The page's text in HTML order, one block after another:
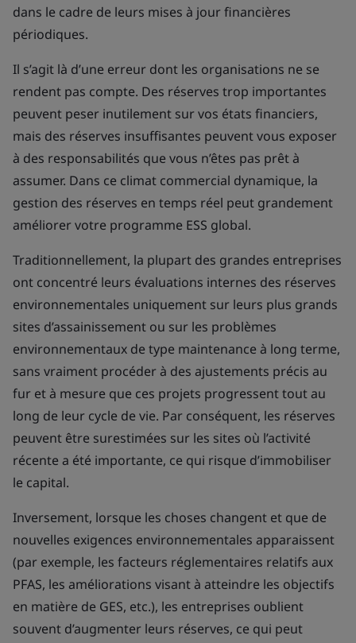
dans le cadre de leurs mises à jour financières
périodiques.
Il s’agit là d’une erreur dont les organisations ne se
rendent pas compte. Des réserves trop importantes
peuvent peser inutilement sur vos états financiers,
mais des réserves insuffisantes peuvent vous exposer
à des responsabilités que vous n’êtes pas prêt à
assumer. Dans ce climat commercial dynamique, la
gestion des réserves en temps réel peut grandement
améliorer votre programme ESS global.
Traditionnellement, la plupart des grandes entreprises
ont concentré leurs évaluations internes des réserves
environnementales uniquement sur leurs plus grands
sites d’assainissement ou sur les problèmes
environnementaux de type maintenance à long terme,
sans vraiment procéder à des ajustements précis au
fur et à mesure que ces projets progressent tout au
long de leur cycle de vie. Par conséquent, les réserves
peuvent être surestimées sur les sites où l’activité
récente a été importante, ce qui risque d’immobiliser
le capital.
Inversement, lorsque les choses changent et que de
nouvelles exigences environnementales apparaissent
(par exemple, les facteurs réglementaires relatifs aux
PFAS, les améliorations visant à atteindre les objectifs
en matière de GES, etc.), les entreprises oublient
souvent d’augmenter leurs réserves, ce qui peut